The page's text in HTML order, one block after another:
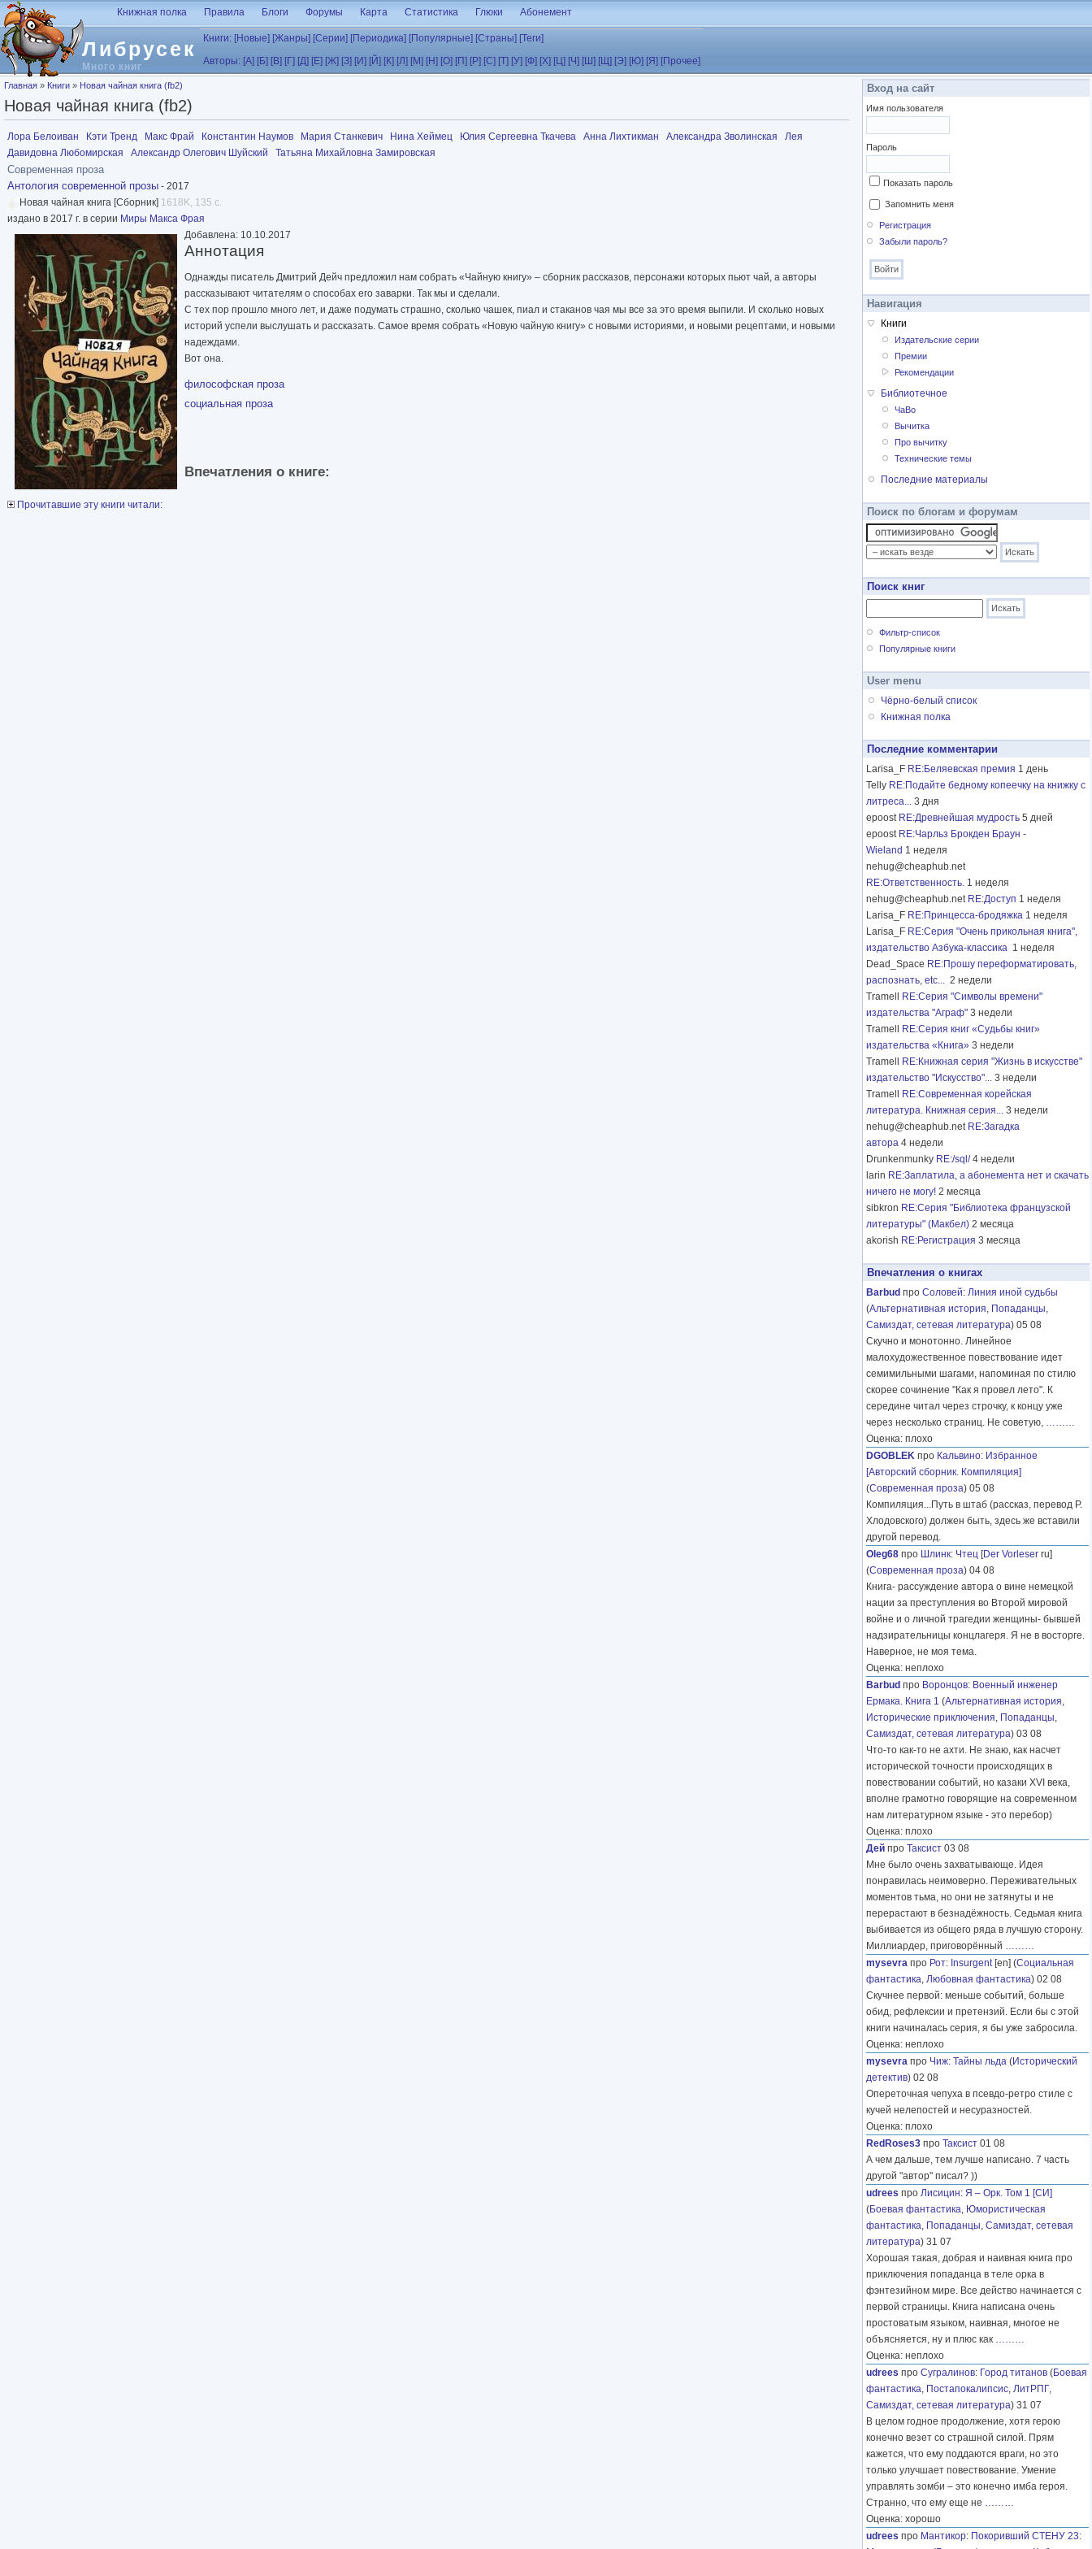
Перейти к основному содержанию
Либрусек
Много книг
Книжная полка Правила Блоги Форумы Карта Статистика Глюки Абонемент
Книги: [Новые] [Жанры] [Серии] [Периодика] [Популярные] [Страны] [Теги]
Авторы: [А] [Б] [В] [Г] [Д] [Е] [Ж] [З] [И] [Й] [К] [Л] [М] [Н] [О] [П] [Р] [С] [Т] [У] [Ф] [Х] [Ц] [Ч] [Ш] [Щ] [Э] [Ю] [Я] [Прочее]
Вы здесь
Главная » Книги » Новая чайная книга (fb2)
Новая чайная книга (fb2)
Лора Белоиван Кэти Тренд Макс Фрай Константин Наумов Мария Станкевич Нина Хеймец Юлия Сергеевна Ткачева Анна Лихтикман Александра Зволинская
Лея
Давидовна Любомирская
Александр Олегович Шуйский Татьяна Михайловна Замировская
Современная проза
Антология современной прозы - 2017
Новая чайная книга [Сборник] 1618K, 135 с.
издано в 2017 г. в серии Миры Макса Фрая
Добавлена: 10.10.2017
Аннотация
Однажды писатель Дмитрий Дейч предложил нам собрать «Чайную книгу» – сборник рассказов, персонажи которых пьют чай, а авторы
рассказывают читателям о способах его заварки. Так мы и сделали.
С тех пор прошло много лет, и даже подумать страшно, сколько чашек, пиал и стаканов чая мы все за это время выпили. И сколько новых
историй успели выслушать и рассказать. Самое время собрать «Новую чайную книгу» с новыми историями, и новыми рецептами, и новыми
надеждами.
Вот она.
философская проза
социальная проза
Впечатления о книге:
Прочитавшие эту книги читали:
Вход на сайт
Имя пользователя
Пароль
Показать пароль
Запомнить меня
Регистрация
Забыли пароль?
Навигация
Книги
Издательские серии
Премии
Рекомендации
Библиотечное
ЧаВо
Вычитка
Про вычитку
Технические темы
Последние материалы
Поиск по блогам и форумам
Поиск книг
Фильтр-список
Популярные книги
User menu
Чёрно-белый список
Книжная полка
Последние комментарии
Larisa_F RE:Беляевская премия 1 день
Telly RE:Подайте бедному копеечку на книжку с
литреса... 3 дня
epoost RE:Древнейшая мудрость 5 дней
epoost RE:Чарльз Брокден Браун -
Wieland 1 неделя
nehug@cheaphub.net
RE:Ответственность. 1 неделя
nehug@cheaphub.net RE:Доступ 1 неделя
Larisa_F RE:Принцесса-бродяжка 1 неделя
Larisa_F RE:Серия "Очень прикольная книга",
издательство Азбука-классика 1 неделя
Dead_Space RE:Прошу переформатировать,
распознать, etc... 2 недели
Tramell
RE:Серия "Символы времени"
издательства "Аграф" 3 недели
Tramell
RE:Серия книг «Судьбы книг»
издательства «Книга» 3 недели
Tramell
RE:Книжная серия "Жизнь в искусстве"
издательство "Искусство"... 3 недели
Tramell
RE:Современная корейская
литература. Книжная серия... 3 недели
nehug@cheaphub.net RE:Загадка
автора 4 недели
Drunkenmunky RE:/sql/ 4 недели
larin RE:Заплатила, а абонемента нет и скачать
ничего не могу! 2 месяца
sibkron RE:Серия "Библиотека французской
литературы" (Макбел) 2 месяца
akorish RE:Регистрация 3 месяца
Впечатления о книгах
Barbud про Соловей: Линия иной судьбы
(Альтернативная история, Попаданцы,
Самиздат, сетевая литература) 05 08
Скучно и монотонно. Линейное
малохудожественное повествование идет
семимильными шагами, напоминая по стилю
скорее сочинение "Как я провел лето". К
середине читал через строчку, к концу уже
через несколько страниц. Не советую, ………
Оценка: плохо
DGOBLEK про Кальвино: Избранное
[Авторский сборник. Компиляция]
(Современная проза) 05 08
Компиляция...Путь в штаб (рассказ, перевод Р.
Хлодовского) должен быть, здесь же вставили
другой перевод.
Oleg68 про Шлинк: Чтец [Der Vorleser ru]
(Современная проза) 04 08
Книга- рассуждение автора о вине немецкой
нации за преступления во Второй мировой
войне и о личной трагедии женщины- бывшей
надзирательницы концлагеря. Я не в восторге.
Наверное, не моя тема.
Оценка: неплохо
Barbud про Воронцов: Военный инженер
Ермака. Книга 1 (Альтернативная история,
Исторические приключения, Попаданцы,
Самиздат, сетевая литература) 03 08
Что-то как-то не ахти. Не знаю, как насчет
исторической точности происходящих в
повествовании событий, но казаки XVI века,
вполне грамотно говорящие на современном
нам литературном языке - это перебор)
Оценка: плохо
Дей про Таксист 03 08
Мне было очень захватывающе. Идея
понравилась неимоверно. Переживательных
моментов тьма, но они не затянуты и не
перерастают в безнадёжность. Седьмая книга
выбивается из общего ряда в лучшую сторону.
Миллиардер, приговорённый ………
mysevra про Рот: Insurgent[en] (Социальная
фантастика, Любовная фантастика) 02 08
Скучнее первой: меньше событий, больше
обид, рефлексии и претензий. Если бы с этой
книги начиналась серия, я бы уже забросила.
Оценка: неплохо
mysevra про Чиж: Тайны льда (Исторический
детектив) 02 08
Опереточная чепуха в псевдо-ретро стиле с
кучей нелепостей и несуразностей.
Оценка: плохо
RedRoses3 про Таксист 01 08
А чем дальше, тем лучше написано. 7 часть
другой "автор" писал? ))
udrees про Лисицин: Я – Орк. Том 1 [СИ]
(Боевая фантастика, Юмористическая
фантастика, Попаданцы, Самиздат, сетевая
литература) 31 07
Хорошая такая, добрая и наивная книга про
приключения попаданца в теле орка в
фэнтезийном мире. Все действо начинается с
первой страницы. Книга написана очень
простоватым языком, наивная, многое не
объясняется, ну и плюс как ………
Оценка: неплохо
udrees про Сугралинов: Город титанов (Боевая
фантастика, Постапокалипсис, ЛитРПГ,
Самиздат, сетевая литература) 31 07
В целом годное продолжение, хотя герою
конечно везет со страшной силой. Прям
кажется, что ему поддаются враги, но это
только улучшает повествование. Умение
управлять зомби – это конечно имба героя.
Странно, что ему еще не ………
Оценка: хорошо
udrees про Мантикор: Покоривший СТЕНУ 23: